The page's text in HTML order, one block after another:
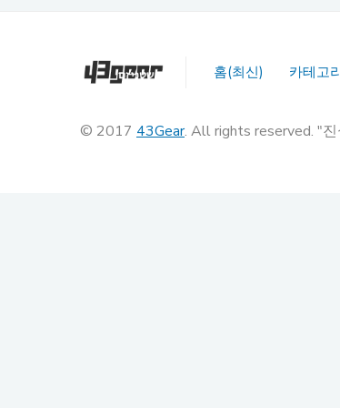
홈(최신) 카테고
© 2017 43Gear. All rights reserved. "